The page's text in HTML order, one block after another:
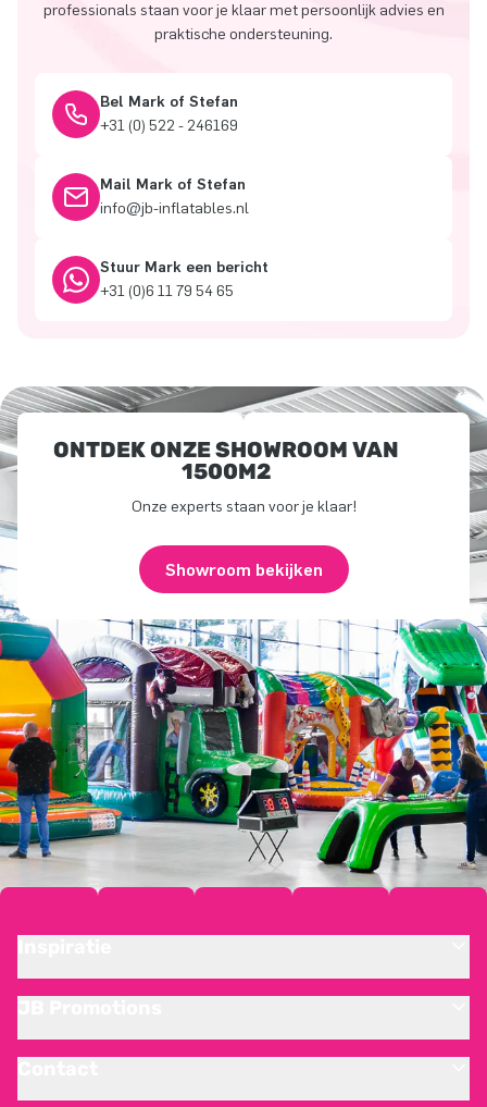
professionals staan voor je klaar met persoonlijk advies en
praktische ondersteuning.
Bel Mark of Stefan
+31 (0) 522 - 246169
Mail Mark of Stefan
info@jb-inflatables.nl
Stuur Mark een bericht
+31 (0)6 11 79 54 65
ONTDEK ONZE SHOWROOM VAN
1500M2
Onze experts staan voor je klaar!
Showroom bekijken